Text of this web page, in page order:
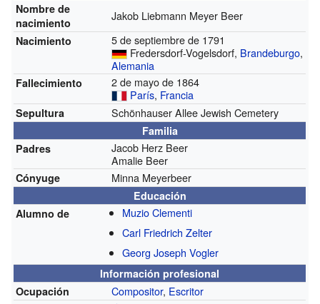
Nombre de
nacimiento
Jakob Liebmann Meyer Beer
Nacimiento
5 de septiembre de 1791
Fredersdorf-Vogelsdorf, Brandeburgo,
Alemania
Fallecimiento
2 de mayo de 1864
París, Francia
Sepultura Schönhauser Allee Jewish Cemetery
Familia
Padres
Jacob Herz Beer
Amalie Beer
Cónyuge Minna Meyerbeer
Educación
Alumno de
Muzio Clementi
Carl Friedrich Zelter
Georg Joseph Vogler
Información profesional
Ocupación
Compositor, Escritor